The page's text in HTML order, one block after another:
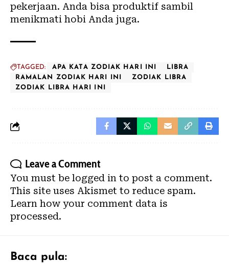
pekerjaan. Anda bisa produktif sambil
menikmati hobi Anda juga.
TAGGED: APA KATA ZODIAK HARI INI
LIBRA
RAMALAN ZODIAK HARI INI
ZODIAK LIBRA
ZODIAK LIBRA HARI INI
Leave a Comment
You must be logged in to post a comment.
This site uses Akismet to reduce spam.
Learn how your comment data is
processed.
Baca pula: